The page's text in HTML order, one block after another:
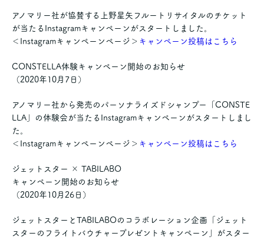
アノマリー社が協賛する上野星矢フルートリサイタルのチケット
が当たるInstagramキャンペーンがスタートしました。
＜Instagramキャンペーンページ＞ キャンペーン投稿はこちら
CONSTELLA体験キャンペーン開始のお知らせ
（2020年10月7日）
アノマリー社から発売のパーソナライズドシャンプー「CONSTE
LLA」の体験会が当たるInstagramキャンペーンがスタートしまし
た。
＜Instagramキャンペーンページ＞ キャンペーン投稿はこちら
ジェットスター × TABILABO
キャンペーン開始のお知らせ
（2020年10月26日）
ジェットスターとTABILABOのコラボレーション企画「ジェット
スターのフライトバウチャープレゼントキャンペーン」がスター